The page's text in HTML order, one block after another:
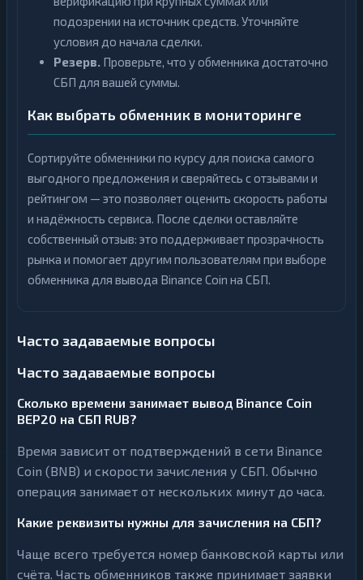
подозрении на источник средств. Уточняйте
условия до начала сделки.
Резерв. Проверьте, что у обменника достаточно
СБП для вашей суммы.
Как выбрать обменник в мониторинге
Сортируйте обменники по курсу для поиска самого
выгодного предложения и сверяйтесь с отзывами и
рейтингом — это позволяет оценить скорость работы
и надёжность сервиса. После сделки оставляйте
собственный отзыв: это поддерживает прозрачность
рынка и помогает другим пользователям при выборе
обменника для вывода Binance Coin на СБП.
Часто задаваемые вопросы
Часто задаваемые вопросы
Сколько времени занимает вывод Binance Coin
BEP20 на СБП RUB?
Время зависит от подтверждений в сети Binance
Coin (BNB) и скорости зачисления у СБП. Обычно
операция занимает от нескольких минут до часа.
Какие реквизиты нужны для зачисления на СБП?
Чаще всего требуется номер банковской карты или
счёта. Часть обменников также принимает заявки